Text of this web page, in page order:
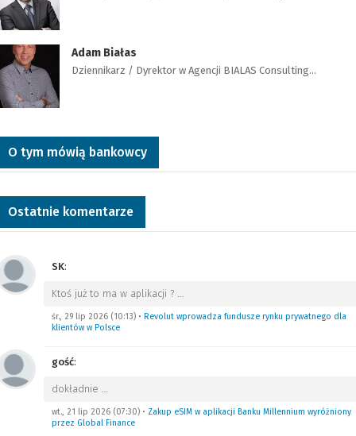
Adam Białas
Dziennikarz / Dyrektor w Agencji BIALAS Consulting…
O tym mówią bankowcy
Ostatnie komentarze
SK:
Ktoś już to ma w aplikacji ? …
śr., 29 lip 2026 (10:13) • Revolut wprowadza fundusze rynku prywatnego dla
klientów w Polsce
gość:
dokładnie …
wt., 21 lip 2026 (07:30) • Zakup eSIM w aplikacji Banku Millennium wyróżniony
przez Global Finance